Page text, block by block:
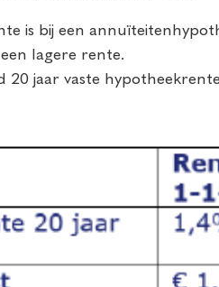
is bij een
lagere rente.
20 jaar vaste